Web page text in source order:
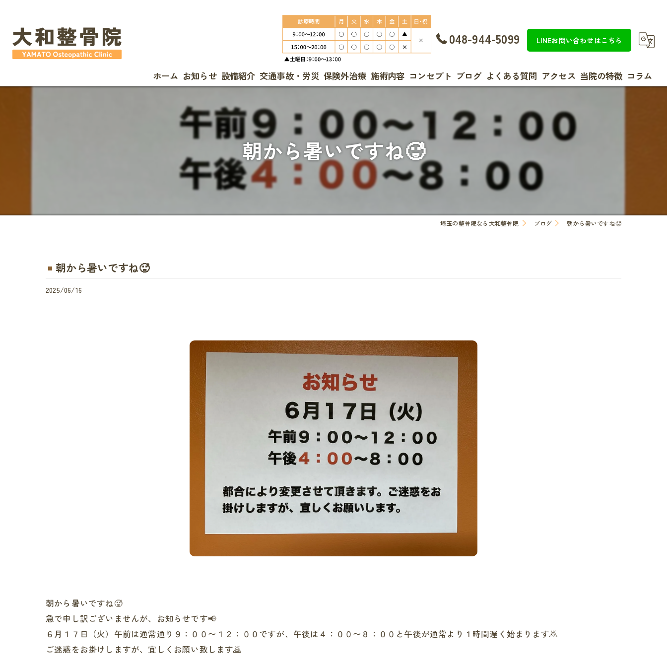
048-944-5099 LINEお問い合わせはこちら
ホーム お知らせ 設備紹介 交通事故・労災 保険外治療 施術内容 コンセプト ブログ よくある質問 アクセス 当院の特徴
ダイエット
コラム
朝から暑いですね🥵
埼玉の整骨院なら大和整骨院 ブログ 朝から暑いですね🥵
朝から暑いですね🥵
2025/06/16
朝から暑いですね🥵
急で申し訳ございませんが、お知らせです📢
６月１７日（火）午前は通常通り９：００〜１２：００ですが、午後は４：００〜８：００と午後が通常より１時間遅く始まります🙇
ご迷惑をお掛けしますが、宜しくお願い致します🙇